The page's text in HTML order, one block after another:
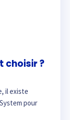
choisir ?
il existe
pour